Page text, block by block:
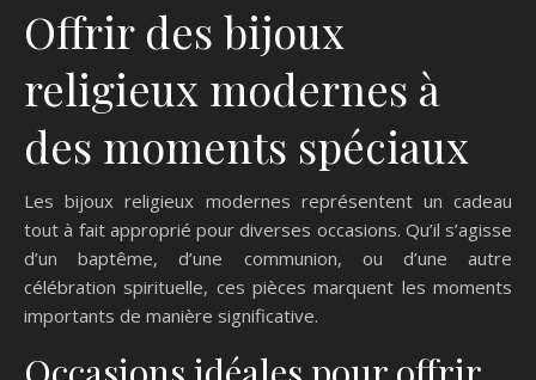
Offrir des bijoux
religieux modernes à
des moments spéciaux
Les bijoux religieux modernes représentent un cadeau
tout à fait approprié pour diverses occasions. Qu’il s’agisse
d’un baptême, d’une communion, ou d’une autre
célébration spirituelle, ces pièces marquent les moments
importants de manière significative.